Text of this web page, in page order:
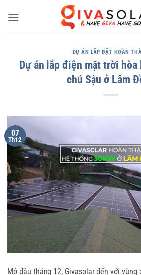
qua
DỰ ÁN LẮP ĐẶT HOÀN
Dự án lắp điện mặt trời hòa
chú Sậu ở Lâm
07
Th12
Mở đầu tháng 12, Givasolar đến với vùng